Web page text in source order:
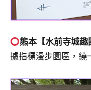
熊本【水前寺城趣
據指標漫步園區，繞